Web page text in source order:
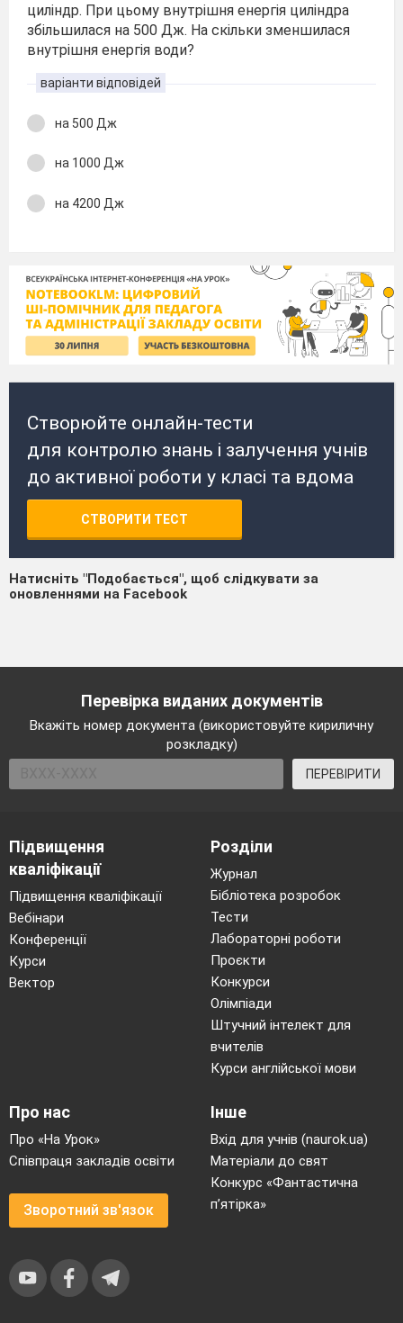
циліндр. При цьому внутрішня енергія циліндра
збільшилася на 500 Дж. На скільки зменшилася
внутрішня енергія води?
варіанти відповідей
на 500 Дж
на 1000 Дж
на 4200 Дж
Створюйте онлайн-тести
для контролю знань і залучення учнів
до активної роботи у класі та вдома
СТВОРИТИ ТЕСТ
Натисніть "Подобається", щоб слідкувати за
оновленнями на Facebook
Перевірка виданих документів
Вкажіть номер документа (використовуйте кириличну
розкладку)
ПЕРЕВІРИТИ
Підвищення
кваліфікації
Підвищення кваліфікації
Вебінари
Конференції
Курси
Вектор
Розділи
Журнал
Бібліотека розробок
Тести
Лабораторні роботи
Проєкти
Конкурси
Олімпіади
Штучний інтелект для
вчителів
Курси англійської мови
Про нас
Про «На Урок»
Співпраця закладів освіти
Зворотний зв'язок
Інше
Вхід для учнів (naurok.ua)
Матеріали до свят
Конкурс «Фантастична
п’ятірка»